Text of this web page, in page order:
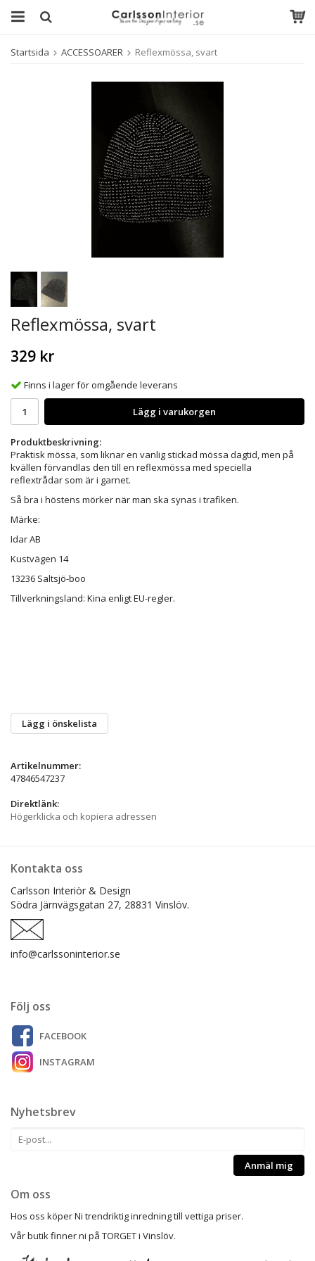
Startsida ACCESSOARER Reflexmössa, svart
Reflexmössa, svart
329 kr
Finns i lager för omgående leverans
Lägg i varukorgen
Produktbeskrivning:
Praktisk mössa, som liknar en vanlig stickad mössa dagtid, men på
kvällen förvandlas den till en reflexmössa med speciella
reflextrådar som är i garnet.
Så bra i höstens mörker när man ska synas i trafiken.
Märke:
Idar AB
Kustvägen 14
13236 Saltsjö-boo
Tillverkningsland: Kina enligt EU-regler.
Lägg i önskelista
Artikelnummer:
47846547237
Direktlänk:
Högerklicka och kopiera adressen
Kontakta oss
Carlsson Interiör & Design
Södra Järnvägsgatan 27, 28831 Vinslöv.
info@carlssoninterior.se
Följ oss
FACEBOOK
INSTAGRAM
Nyhetsbrev
Anmäl mig
Om oss
Hos oss köper Ni trendriktig inredning till vettiga priser.
Vår butik finner ni på TORGET i Vinslöv.